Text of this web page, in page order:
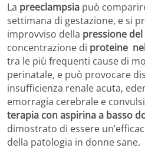
La preeclampsia può
settimana di gestazione, e si
improvviso della pressione
concentrazione di proteine
tra le più frequenti cause di
perinatale, e può provocare
insufficienza renale acuta,
emorragia cerebrale e
terapia con aspirina a basso
dimostrato di essere
della patologia in donne sane.